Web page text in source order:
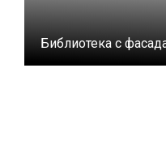
Библиотека с